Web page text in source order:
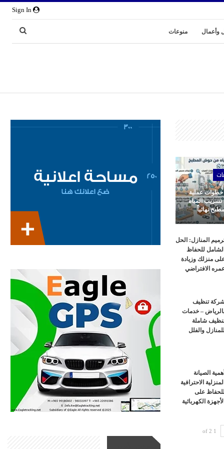
وأعمال منوعات
خطوات عملية
المياه
نهائياً
المنازل: الحل
الشامل للحفاظ
منزلك وزيادة
الافتراضي
تنظيف
– خدمات
شاملة
للمنازل والفلل
أهمية الصيانة
المنزلية الاحترافية
للحفاظ على
الأجهزة الكهربائية
1 of 2